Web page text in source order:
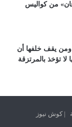
من كواليس
ومن يقف خلفها أن
لا تؤخذ بالمرتزقة